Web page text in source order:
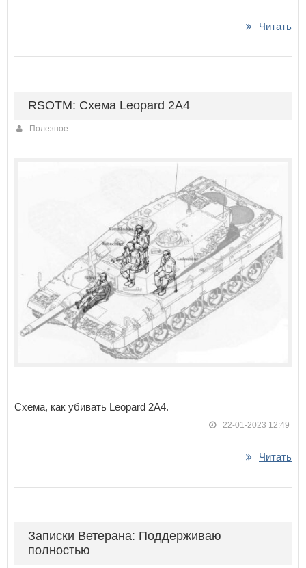
Читать
RSOTM: Схема Leopard 2A4
Полезное
Схема, как убивать Leopard 2A4.
22-01-2023 12:49
Читать
Записки Ветерана: Поддерживаю
полностью